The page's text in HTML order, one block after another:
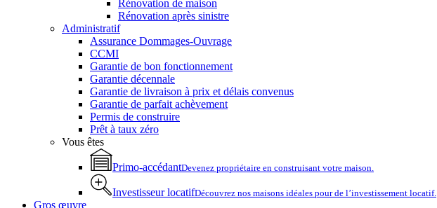
Rénovation de maison
Rénovation après sinistre
Administratif
Assurance Dommages-Ouvrage
CCMI
Garantie de bon fonctionnement
Garantie décennale
Garantie de livraison à prix et délais convenus
Garantie de parfait achèvement
Permis de construire
Prêt à taux zéro
Vous êtes
Primo-accédantDevenez propriétaire en construisant votre maison.
Investisseur locatifDécouvrez nos maisons idéales pour de l’investissement locatif.
Gros œuvre